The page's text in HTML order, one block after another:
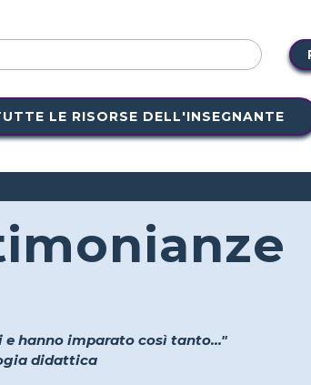
LE RISORSE DELL'INSEGNANTE
hanno imparato così tanto..."
didattica